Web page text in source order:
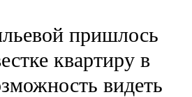
пришлось
квартиру в
видеть